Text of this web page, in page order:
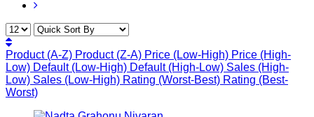
Product (A-Z) Product (Z-A) Price (Low-High) Price (High-
Low) Default (Low-High) Default (High-Low) Sales (High-
Low) Sales (Low-High) Rating (Worst-Best) Rating (Best-
Worst)